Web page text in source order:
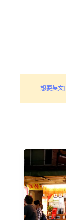
想要英文